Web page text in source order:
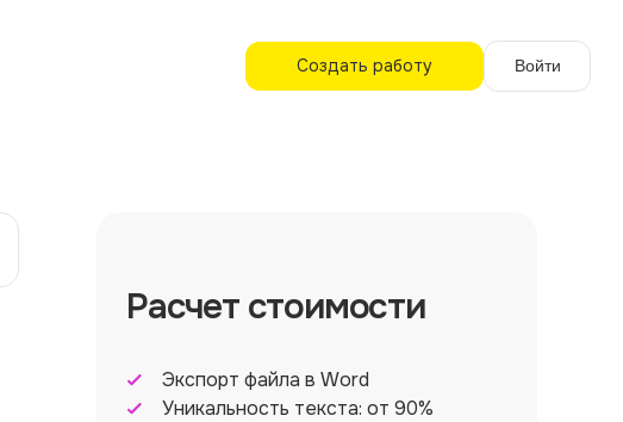
Создать работу Войти
Расчет стоимости
Экспорт файла в Word
Уникальность текста: от 90%